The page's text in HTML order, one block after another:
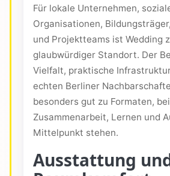
Für lokale Unternehmen,
Organisationen,
und Projektteams ist Wedding
glaubwürdiger Standort. Der
Vielfalt, praktische
echten Berliner
besonders gut zu Formaten,
Zusammenarbeit, Lernen und
Mittelpunkt stehen.
Ausstattung